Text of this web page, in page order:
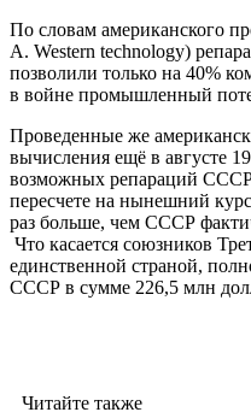
По словам американского
A. Western technology)
позволили только на 40%
в войне промышленный
Проведенные же
вычисления ещё в августе
возможных репараций СССР
пересчете на нынешний
раз больше, чем СССР
Что касается союзников
единственной страной,
СССР в сумме 226,5 млн
Читайте также